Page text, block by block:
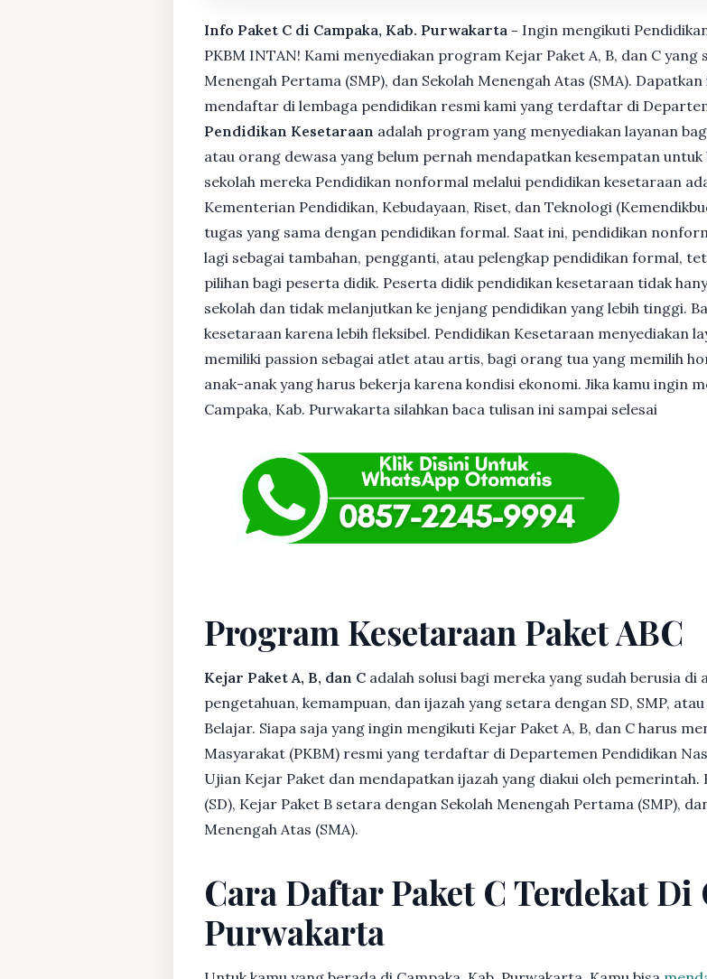
Info Paket C di Campaka, Kab. Purwakarta - Ingin mengikuti
PKBM INTAN! Kami menyediakan program Kejar Paket A, B, dan C yang
Menengah Pertama (SMP), dan Sekolah Menengah Atas (SMA).
mendaftar di lembaga pendidikan resmi kami yang terdaftar di
Pendidikan Kesetaraan adalah program yang menyediakan layanan
atau orang dewasa yang belum pernah mendapatkan kesempatan
sekolah mereka Pendidikan nonformal melalui pendidikan kesetaraan
Kementerian Pendidikan, Kebudayaan, Riset, dan Teknologi
tugas yang sama dengan pendidikan formal. Saat ini, pendidikan
lagi sebagai tambahan, pengganti, atau pelengkap pendidikan formal,
pilihan bagi peserta didik. Peserta didik pendidikan kesetaraan tidak
sekolah dan tidak melanjutkan ke jenjang pendidikan yang lebih tinggi.
kesetaraan karena lebih fleksibel. Pendidikan Kesetaraan menyediakan
memiliki passion sebagai atlet atau artis, bagi orang tua yang memilih
anak-anak yang harus bekerja karena kondisi ekonomi. Jika kamu ingin
Campaka, Kab. Purwakarta silahkan baca tulisan ini sampai selesai
Program Kesetaraan Paket ABC
Kejar Paket A, B, dan C adalah solusi bagi mereka yang sudah berusia
pengetahuan, kemampuan, dan ijazah yang setara dengan SD, SMP,
Belajar. Siapa saja yang ingin mengikuti Kejar Paket A, B, dan C harus
Masyarakat (PKBM) resmi yang terdaftar di Departemen Pendidikan
Ujian Kejar Paket dan mendapatkan ijazah yang diakui oleh pemerintah.
(SD), Kejar Paket B setara dengan Sekolah Menengah Pertama (SMP),
Menengah Atas (SMA).
Cara Daftar Paket C Terdekat Di
Purwakarta